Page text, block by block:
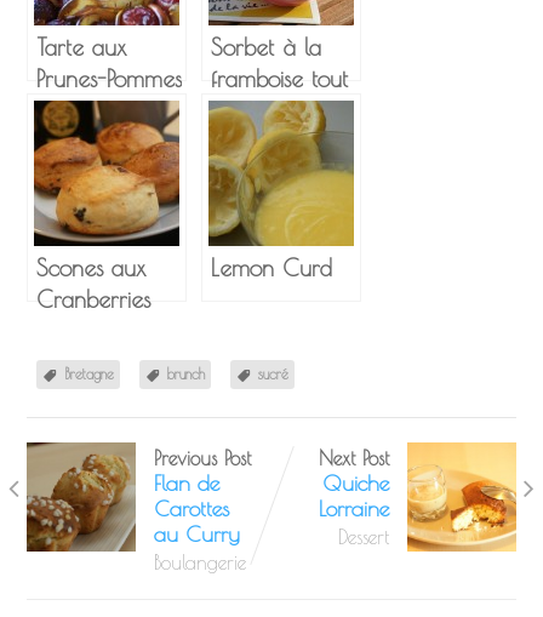
Tarte aux
Prunes-Pommes
Fleur
d’oranger
Miel et Pavot
Sorbet à la
framboise tout
léger
Scones aux
Cranberries
Lemon Curd
Bretagne brunch sucré
Previous Post
Flan de
Carottes
au Curry
Boulangerie
Next Post
Quiche
Lorraine
Dessert